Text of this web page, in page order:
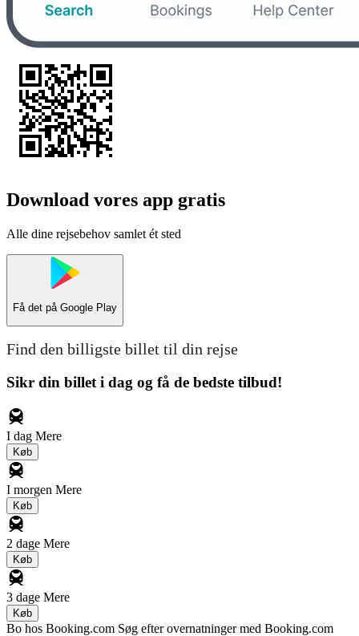
Download vores app gratis
Alle dine rejsebehov samlet ét sted
Få det på Google Play
Find den billigste billet til din rejse
Sikr din billet i dag og få de bedste tilbud!
I dag Mere
Køb
I morgen Mere
Køb
2 dage Mere
Køb
3 dage Mere
Køb
Bo hos Booking.com Søg efter overnatninger med Booking.com